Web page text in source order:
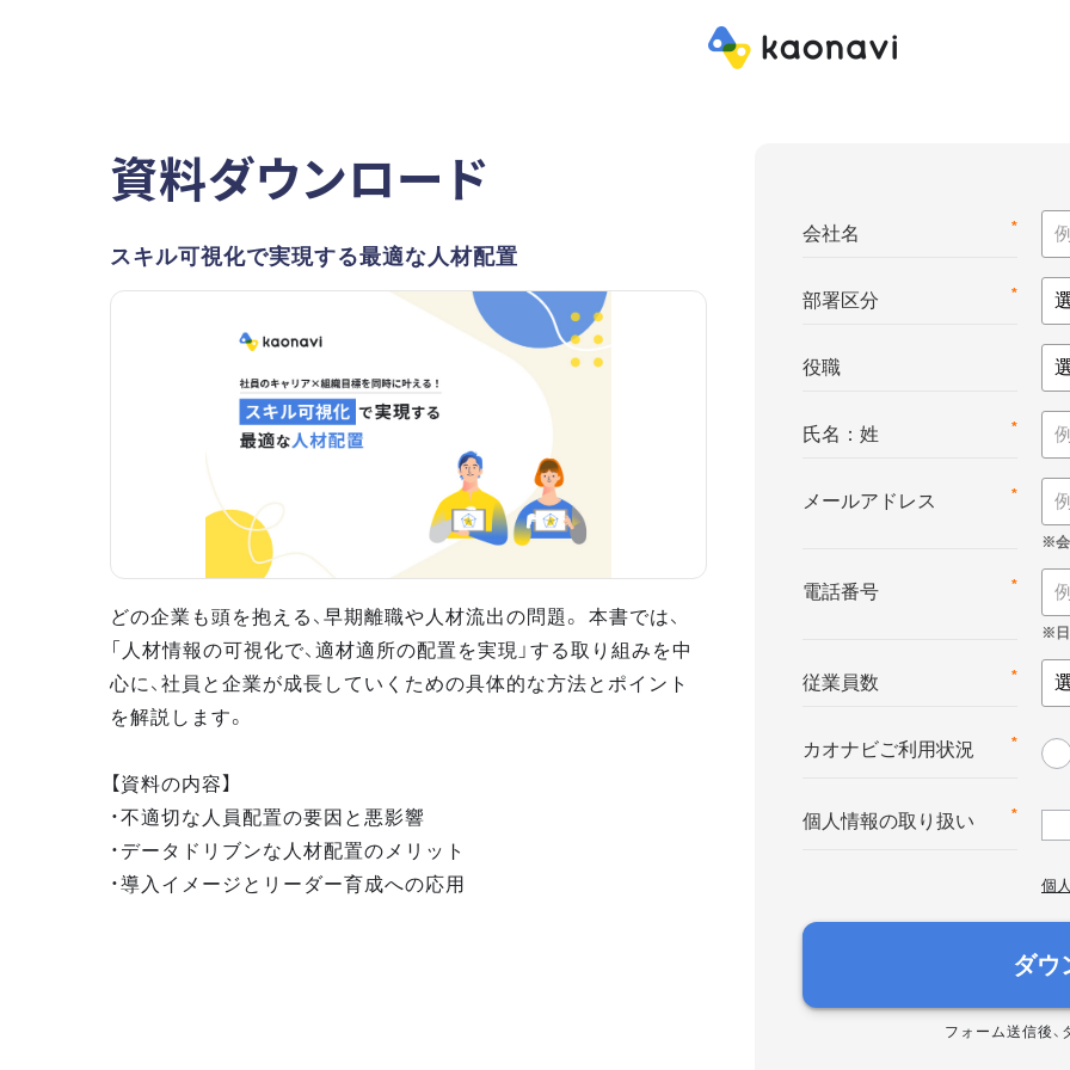
資料ダウンロード
スキル可視化で実現する最適な人材配置
どの企業も頭を抱える、早期離職や人材流出の問題。 本書では、
「人材情報の可視化で、適材適所の配置を実現」する取り組みを中
心に、社員と企業が成長していくための具体的な方法とポイント
を解説します。
【資料の内容】
・不適切な人員配置の要因と悪影響
・データドリブンな人材配置のメリット
・導入イメージとリーダー育成への応用
*
会社名
*
部署区分
役職
*
氏名：姓
*
メールアドレス
*
電話番号
*
従業員数
*
カオナビご利用状況
*
個人情報の取り扱い
個
ダウ
フォーム送信後